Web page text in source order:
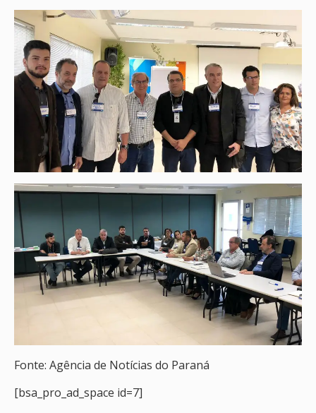
Fonte: Agência de Notícias do Paraná
[bsa_pro_ad_space id=7]